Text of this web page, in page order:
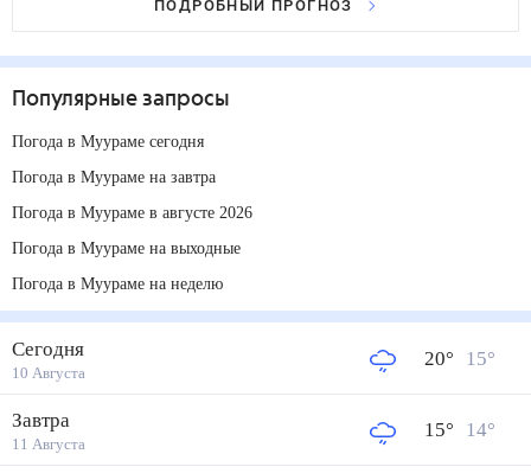
ПОДРОБНЫЙ ПРОГНОЗ
Популярные запросы
Погода в Муураме сегодня
Погода в Муураме на завтра
Погода в Муураме в августе 2026
Погода в Муураме на выходные
Погода в Муураме на неделю
Сегодня
10 Августа
20° 15°
Завтра
11 Августа
15° 14°